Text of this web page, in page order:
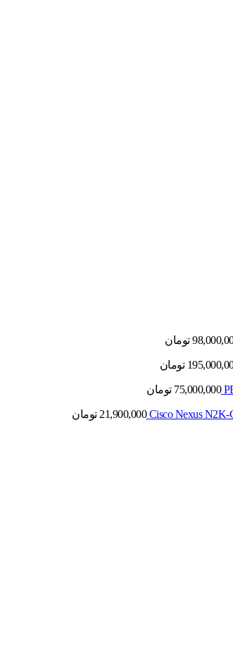
تومان
تومان
75,000,000 تومان
21,900,000 تومان